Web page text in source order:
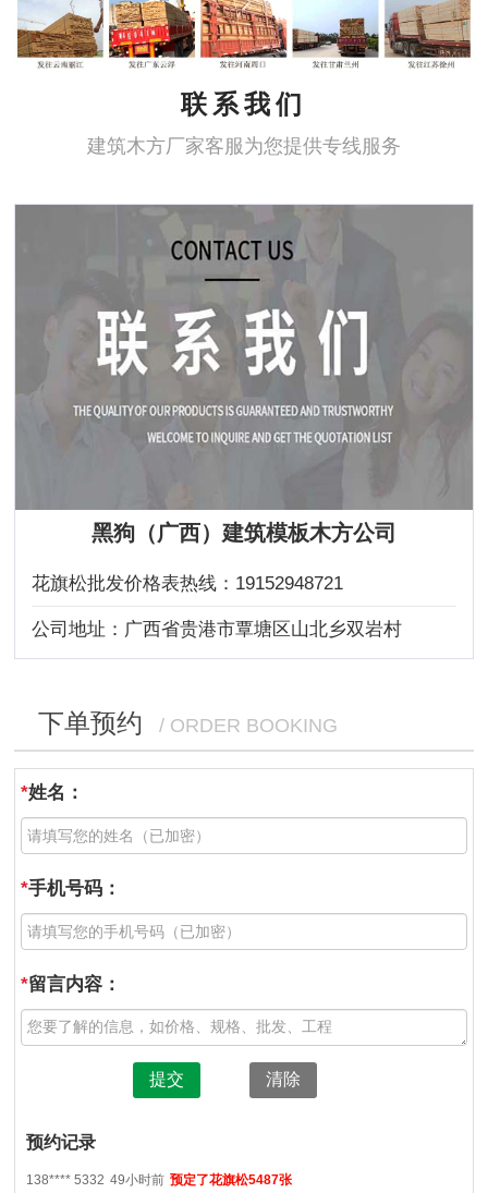
联系我们
建筑木方厂家客服为您提供专线服务
黑狗（广西）建筑模板木方公司
花旗松批发价格表热线： 19152948721
公司地址： 广西省贵港市覃塘区山北乡双岩村
下单预约 / ORDER BOOKING
*姓名：
*手机号码：
*留言内容：
提交 清除
预约记录
138**** 5332 49小时前 预定了花旗松5487张